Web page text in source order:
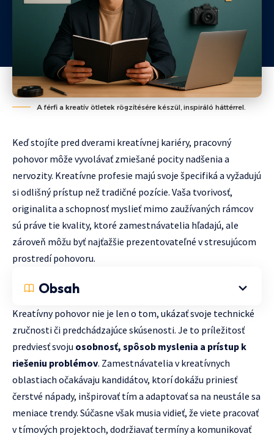
A férfi a kreatív ötletek rögzítésére készül, inspiráló háttérrel.
Keď stojíte pred dverami kreatívnej kariéry, pracovný
pohovor môže vyvolávať zmiešané pocity nadšenia a
nervozity. Kreatívne profesie majú svoje špecifiká a vyžadujú
si odlišný prístup než tradičné pozície. Vaša tvorivosť,
originalita a schopnosť myslieť mimo zaužívaných rámcov
sú práve tie kvality, ktoré zamestnávatelia hľadajú, ale
zároveň môžu byť najťažšie prezentovateľné v stresujúcom
prostredí pohovoru.
Obsah
Kreatívny pohovor nie je len o tom, ukázať svoje technické
zručnosti či predchádzajúce skúsenosti. Je to príležitosť
predviesť svoju osobnosť, spôsob myslenia a prístup k
riešeniu problémov. Zamestnávatelia v kreatívnych
oblastiach očakávaju kandidátov, ktorí dokážu priniesť
čerstvé nápady, inšpirovať tím a adaptovať sa na neustále sa
meniace trendy. Súčasne však musia vidieť, že viete pracovať
v tímových projektoch, dodržiavať termíny a komunikovať